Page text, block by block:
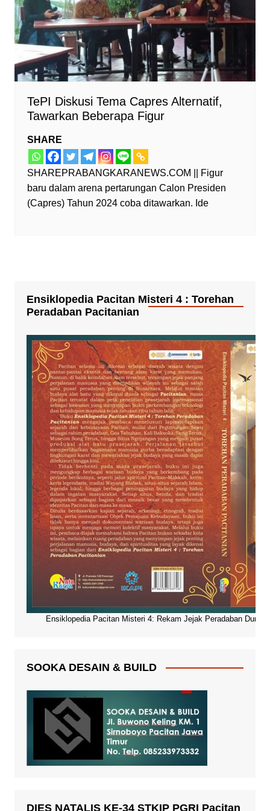
TePI Diskusi Tema Capres Alternatif,
Tawarkan Beberapa Figur
SHARE
SHAREPRABANGKARANEWS.COM || Figur
baru dalam arena pertarungan Calon Presiden
(Capres) Tahun 2024 coba ditawarkan. Ide
Ensiklopedia Pacitan Misteri 4 : Torehan
Peradaban Pacitanian
Ensiklopedia Pacitan Misteri 4: Rekam Jejak Peradaban Dunia
SOOKA DESAIN & BUILD
DIES NATALIS KE-34 STKIP PGRI Pacitan